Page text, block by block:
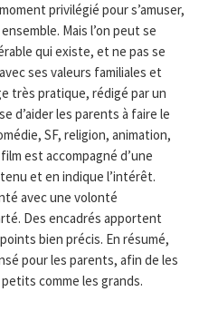
privilégié pour s’amuser,
Mais l’on peut se
qui existe, et ne pas se
ses valeurs familiales et
très pratique, rédigé par un
d’aider les parents à faire le
SF, religion, animation,
est accompagné d’une
et en indique l’intérêt.
avec une volonté
Des encadrés apportent
bien précis. En résumé,
pour les parents, afin de les
comme les grands.